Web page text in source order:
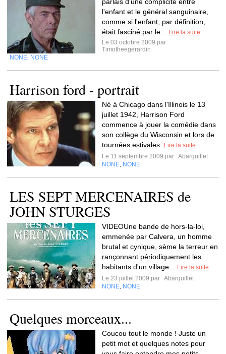
l'enfant et le général sanguinaire,
comme si l'enfant, par définition,
était fasciné par le...
Lire la suite
Le 03 octobre 2009 par
Timotheegerardin
NONE NONE
Harrison ford - portrait
Né à Chicago dans l'Illinois le 13
juillet 1942, Harrison Ford
commence à jouer la comédie dans
son collège du Wisconsin et lors de
tournées estivales.
Lire la suite
Le 11 septembre 2009 par Abarguillet
NONE NONE
LES SEPT MERCENAIRES de
JOHN STURGES
VIDEOUne bande de hors-la-loi,
emmenée par Calvera, un homme
brutal et cynique, sème la terreur en
rançonnant périodiquement les
habitants d'un village...
Lire la suite
Le 23 juillet 2009 par Abarguillet
NONE NONE
Quelques morceaux...
Coucou tout le monde ! Juste un
petit mot et quelques notes pour